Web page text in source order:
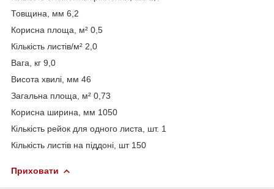
Товщина, мм 6,2
Корисна площа, м² 0,5
Кількість листів/м² 2,0
Вага, кг 9,0
Висота хвилі, мм 46
Загальна площа, м² 0,73
Корисна ширина, мм 1050
Кількість рейок для одного листа, шт. 1
Кількість листів на піддоні, шт 150
Приховати